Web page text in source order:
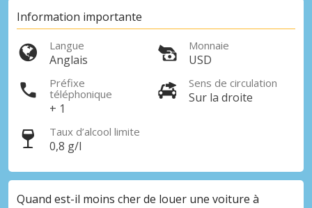
Information importante
Langue
Anglais
Monnaie
USD
Préfixe
téléphonique
+ 1
Sens de circulation
Sur la droite
Taux d’alcool limite
0,8 g/l
Quand est-il moins cher de louer une voiture à